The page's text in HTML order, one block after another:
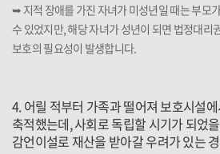
➥ 지적 장애를 가진 자녀가 미성년일 때는 부모
수 있었지만, 해당 자녀가 성년이 되면 법정대리
보호의 필요성이 발생합니다.
4. 어릴 적부터 가족과 떨어져 보호시설
축적했는데, 사회로 독립할 시기가 되었
감언이설로 재산을 받아갈 우려가 있는